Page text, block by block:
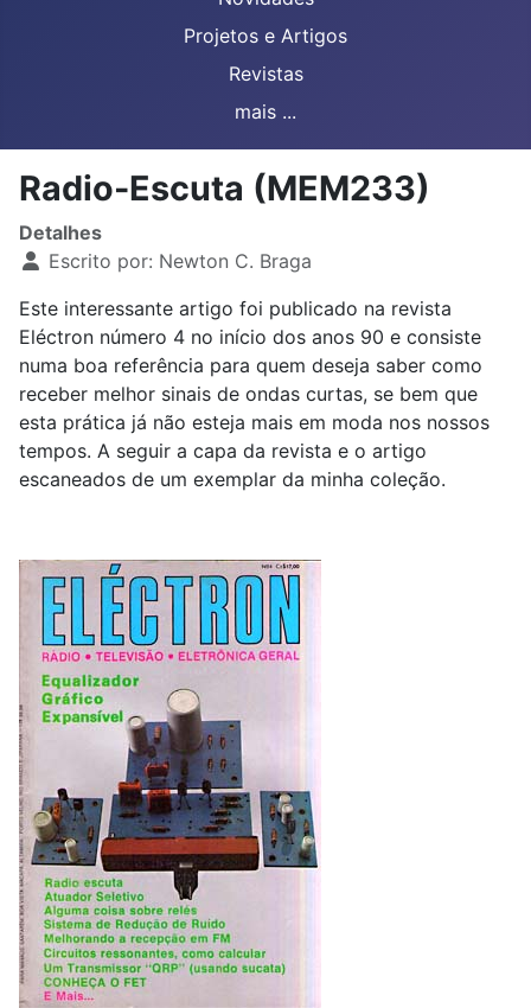
Projetos e Artigos
Revistas
mais ...
Radio-Escuta (MEM233)
Detalhes
Escrito por: Newton C. Braga
Este interessante artigo foi publicado na revista
Eléctron número 4 no início dos anos 90 e consiste
numa boa referência para quem deseja saber como
receber melhor sinais de ondas curtas, se bem que
esta prática já não esteja mais em moda nos nossos
tempos. A seguir a capa da revista e o artigo
escaneados de um exemplar da minha coleção.